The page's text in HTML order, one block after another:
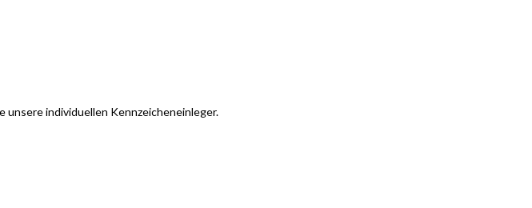
unsere individuellen Kennzeicheneinleger.